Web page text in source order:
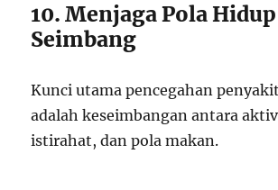
10. Menjaga Pola Hidup
Seimbang
Kunci utama pencegahan
adalah keseimbangan antara
istirahat, dan pola makan.